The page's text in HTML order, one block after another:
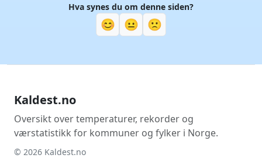
Hva synes du om denne siden?
😊 😐 🙁
Kaldest.no
Oversikt over temperaturer, rekorder og
værstatistikk for kommuner og fylker i Norge.
© 2026 Kaldest.no